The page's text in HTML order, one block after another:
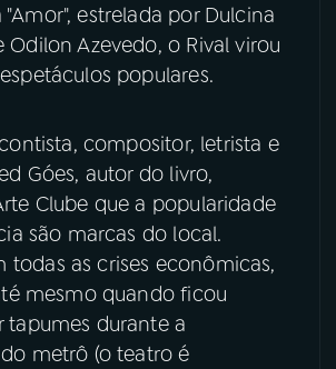
MEC
Facebook
X
estrelada por Dulcina
Odilon Azevedo, o Rival virou
populares.
compositor, letrista e
Góes, autor do livro,
Clube que a popularidade
são marcas do local.
todas as crises econômicas,
mesmo quando ficou
tapumes durante a
metrô (o teatro é